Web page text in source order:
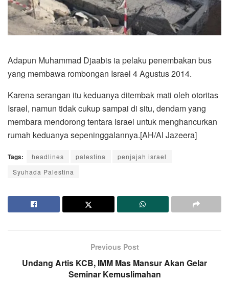
Adapun Muhammad Djaabis ia pelaku penembakan bus
yang membawa rombongan Israel 4 Agustus 2014.
Karena serangan itu keduanya ditembak mati oleh otoritas
Israel, namun tidak cukup sampai di situ, dendam yang
membara mendorong tentara Israel untuk menghancurkan
rumah keduanya sepeninggalannya.[AH/Al Jazeera]
Tags: headlines palestina
penjajah israel
Syuhada Palestina
Previous Post
Undang Artis KCB, IMM Mas Mansur Akan Gelar
Seminar Kemuslimahan